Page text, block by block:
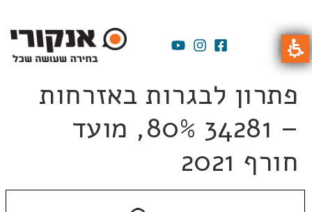
פתרון לבגרות באזרחות
– 34281 80%, מועד
חורף 2021